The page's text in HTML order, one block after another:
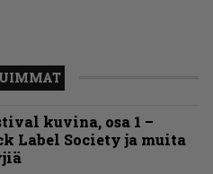
kuvina, osa 1 –
Label Society ja muita